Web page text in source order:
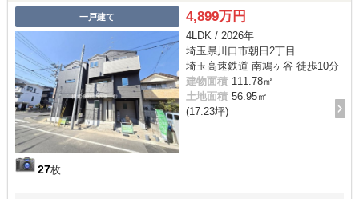
一戸建て
27枚
4,899万円
4LDK / 2026年
埼玉県川口市朝日2丁目
埼玉高速鉄道 南鳩ヶ谷 徒歩10分
建物面積 111.78㎡
土地面積 56.95㎡
(17.23坪)